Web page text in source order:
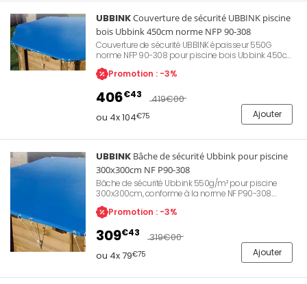
UBBINKCouverture de sécurité UBBINK piscine
bois Ubbink 450cm norme NFP 90-308
Couverture de sécurité UBBINK épaisseur 550G
norme NFP 90-308 pour piscine bois Ubbink 450cm.
Permet une protection de la qualité d'eau lors des
périodes d'hivernage ou d'absence. Évite le dépôt de
Permet également de conserver la chaleur de l'eau et
Promotion : -3%
406€43 419€00
ou 4x 104€75 Ajouter
UBBINK Bâche de sécurité Ubbink pour piscine
300x300cm NF P90-308
Bâche de sécurité Ubbink 550g/m² pour piscine
300x300cm, conforme à la norme NF P90-308.
Couverture d'hivernage destinée à empêcher l'accès
aux enfants de moins de 5 ans, traitement anti-UV et
insectes, conserve la qualité de l'eau. Fixation par
œillets et sandows brevetés, crochets et visserie inox
fournis. Référence Ubbink 7504249.
Promotion : -3%
309€43 319€00
ou 4x 79€75 Ajouter